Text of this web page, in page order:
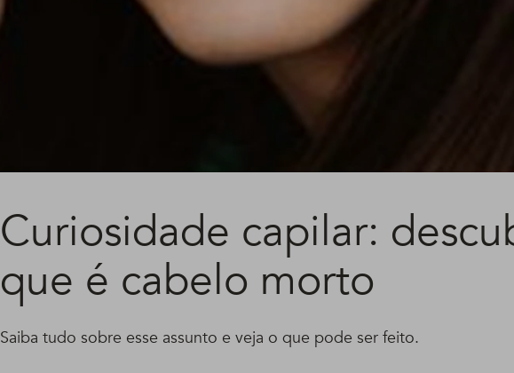
Curiosidade capilar:
que é cabelo morto
Saiba tudo sobre esse assunto e veja o que pode ser feito.